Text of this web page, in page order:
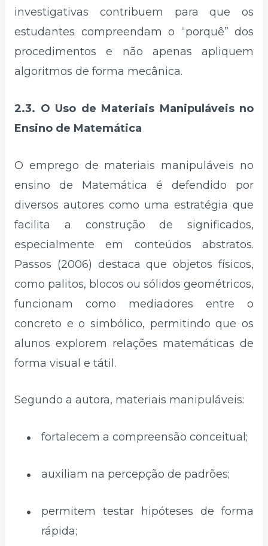
investigativas contribuem para que os
estudantes compreendam o “porquê” dos
procedimentos e não apenas apliquem
algoritmos de forma mecânica.
2.3. O Uso de Materiais Manipuláveis no
Ensino de Matemática
O emprego de materiais manipuláveis no
ensino de Matemática é defendido por
diversos autores como uma estratégia que
facilita a construção de significados,
especialmente em conteúdos abstratos.
Passos (2006) destaca que objetos físicos,
como palitos, blocos ou sólidos geométricos,
funcionam como mediadores entre o
concreto e o simbólico, permitindo que os
alunos explorem relações matemáticas de
forma visual e tátil.
Segundo a autora, materiais manipuláveis:
fortalecem a compreensão conceitual;
auxiliam na percepção de padrões;
permitem testar hipóteses de forma
rápida;